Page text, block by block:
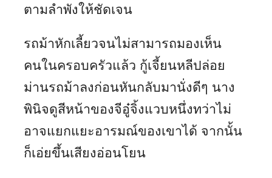
ตามลำพังให้ชัดเจน
รถม้าหักเลี้ยวจนไม่สามารถมองเห็น
คนในครอบครัวแล้ว กู้เจี้ยนหลีปล่อย
ม่านรถม้าลงก่อนหันกลับมานั่งดีๆ นาง
พินิจดูสีหน้าของจีอู๋จิ้งแวบหนึ่งทว่าไม่
อาจแยกแยะอารมณ์ของเขาได้ จากนั้น
ก็เอ่ยขึ้นเสียงอ่อนโยน